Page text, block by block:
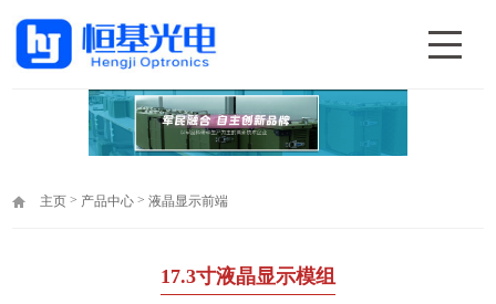
主页 > 产品中心 >液晶显示前端
17.3寸液晶显示模组